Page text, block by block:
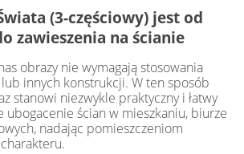
(3-częściowy) jest od
zawieszenia na ścianie
obrazy nie wymagają stosowania
innych konstrukcji. W ten sposób
stanowi niezwykle praktyczny i łatwy
ubogacenie ścian w mieszkaniu, biurze
nadając pomieszczeniom